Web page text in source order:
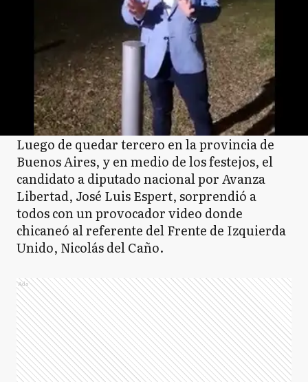
Luego de quedar tercero en la provincia de
Buenos Aires, y en medio de los festejos, el
candidato a diputado nacional por Avanza
Libertad, José Luis Espert, sorprendió a
todos con un provocador video donde
chicaneó al referente del Frente de Izquierda
Unido, Nicolás del Caño.
Ads